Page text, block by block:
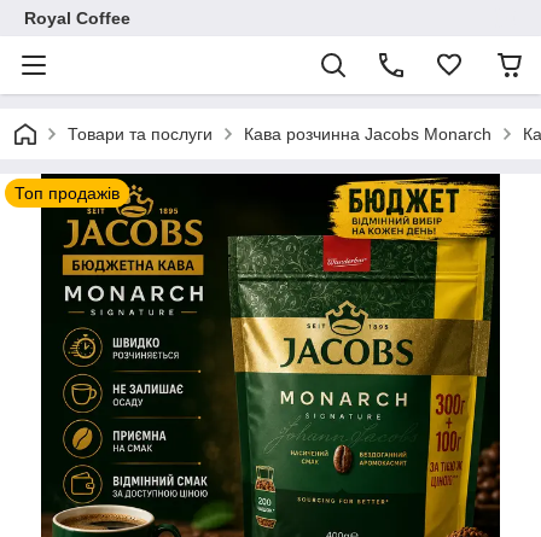
Royal Coffee
Товари та послуги Кава розчинна Jacobs Monarch
Топ продажів